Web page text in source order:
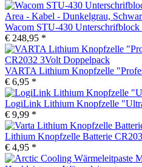
Wacom STU-430
€ 248,95 *
VARTA Lithium Knopfzelle
€ 6,95 *
LogiLink Lithium Knopfzelle
€ 9,99 *
Lithium Knopfzelle Batterie
€ 4,95 *